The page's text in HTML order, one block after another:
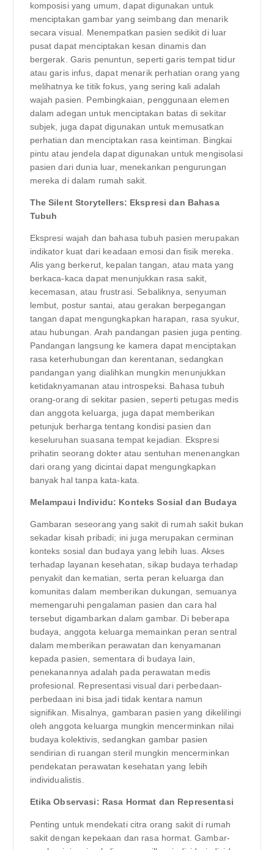
komposisi yang umum, dapat digunakan untuk
menciptakan gambar yang seimbang dan menarik
secara visual. Menempatkan pasien sedikit di luar
pusat dapat menciptakan kesan dinamis dan
bergerak. Garis penuntun, seperti garis tempat tidur
atau garis infus, dapat menarik perhatian orang yang
melihatnya ke titik fokus, yang sering kali adalah
wajah pasien. Pembingkaian, penggunaan elemen
dalam adegan untuk menciptakan batas di sekitar
subjek, juga dapat digunakan untuk memusatkan
perhatian dan menciptakan rasa keintiman. Bingkai
pintu atau jendela dapat digunakan untuk mengisolasi
pasien dari dunia luar, menekankan pengurungan
mereka di dalam rumah sakit.
The Silent Storytellers: Ekspresi dan Bahasa
Tubuh
Ekspresi wajah dan bahasa tubuh pasien merupakan
indikator kuat dari keadaan emosi dan fisik mereka.
Alis yang berkerut, kepalan tangan, atau mata yang
berkaca-kaca dapat menunjukkan rasa sakit,
kecemasan, atau frustrasi. Sebaliknya, senyuman
lembut, postur santai, atau gerakan berpegangan
tangan dapat mengungkapkan harapan, rasa syukur,
atau hubungan. Arah pandangan pasien juga penting.
Pandangan langsung ke kamera dapat menciptakan
rasa keterhubungan dan kerentanan, sedangkan
pandangan yang dialihkan mungkin menunjukkan
ketidaknyamanan atau introspeksi. Bahasa tubuh
orang-orang di sekitar pasien, seperti petugas medis
dan anggota keluarga, juga dapat memberikan
petunjuk berharga tentang kondisi pasien dan
keseluruhan suasana tempat kejadian. Ekspresi
prihatin seorang dokter atau sentuhan menenangkan
dari orang yang dicintai dapat mengungkapkan
banyak hal tanpa kata-kata.
Melampaui Individu: Konteks Sosial dan Budaya
Gambaran seseorang yang sakit di rumah sakit bukan
sekadar kisah pribadi; ini juga merupakan cerminan
konteks sosial dan budaya yang lebih luas. Akses
terhadap layanan kesehatan, sikap budaya terhadap
penyakit dan kematian, serta peran keluarga dan
komunitas dalam memberikan dukungan, semuanya
memengaruhi pengalaman pasien dan cara hal
tersebut digambarkan dalam gambar. Di beberapa
budaya, anggota keluarga memainkan peran sentral
dalam memberikan perawatan dan kenyamanan
kepada pasien, sementara di budaya lain,
penekanannya adalah pada perawatan medis
profesional. Representasi visual dari perbedaan-
perbedaan ini bisa jadi tidak kentara namun
signifikan. Misalnya, gambaran pasien yang dikelilingi
oleh anggota keluarga mungkin mencerminkan nilai
budaya kolektivis, sedangkan gambar pasien
sendirian di ruangan steril mungkin mencerminkan
pendekatan perawatan kesehatan yang lebih
individualistis.
Etika Observasi: Rasa Hormat dan Representasi
Penting untuk mendekati citra orang sakit di rumah
sakit dengan kepekaan dan rasa hormat. Gambar-